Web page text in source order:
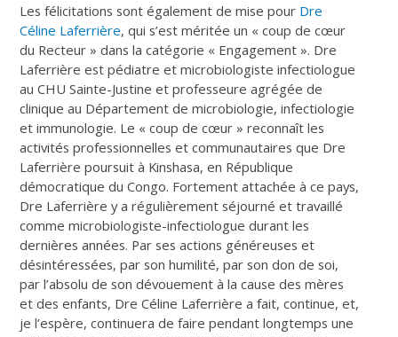
Les félicitations sont également de mise pour Dre
Céline Laferrière, qui s’est méritée un « coup de cœur
du Recteur » dans la catégorie « Engagement ». Dre
Laferrière est pédiatre et microbiologiste infectiologue
au CHU Sainte-Justine et professeure agrégée de
clinique au Département de microbiologie, infectiologie
et immunologie. Le « coup de cœur » reconnaît les
activités professionnelles et communautaires que Dre
Laferrière poursuit à Kinshasa, en République
démocratique du Congo. Fortement attachée à ce pays,
Dre Laferrière y a régulièrement séjourné et travaillé
comme microbiologiste-infectiologue durant les
dernières années. Par ses actions généreuses et
désintéressées, par son humilité, par son don de soi,
par l’absolu de son dévouement à la cause des mères
et des enfants, Dre Céline Laferrière a fait, continue, et,
je l’espère, continuera de faire pendant longtemps une